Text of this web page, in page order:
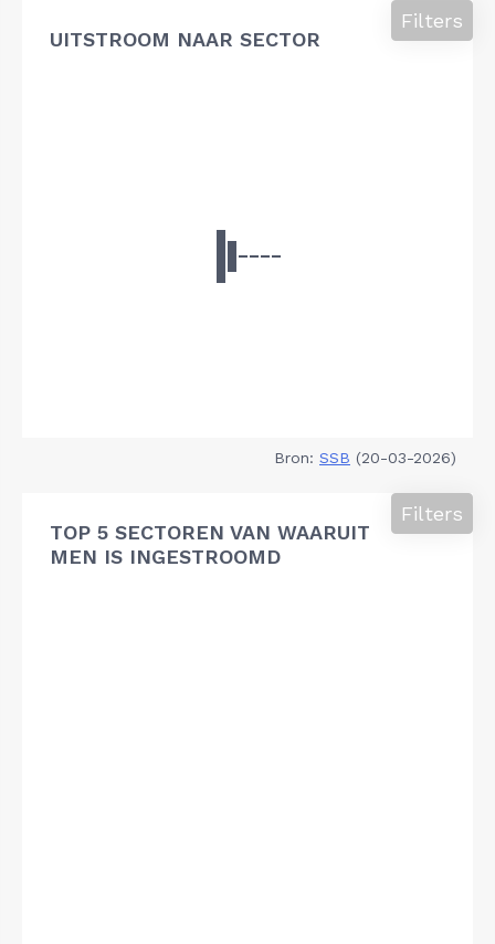
UITSTROOM NAAR SECTOR
Filters
Bron: SSB (20-03-2026)
TOP 5 SECTOREN VAN WAARUIT
MEN IS INGESTROOMD
Filters